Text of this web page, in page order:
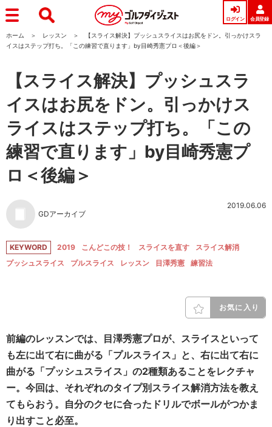
ログイン 会員登録
ホーム レッスン
【スライス解決】プッシュスライスはお尻をドン。引っかけスラ
イスはステップ打ち。「この練習で直ります」by目崎秀憲プロ＜後編＞
【スライス解決】プッシュスラ
イスはお尻をドン。引っかけス
ライスはステップ打ち。「この
練習で直ります」by目崎秀憲プ
ロ＜後編＞
GDアーカイブ
2019.06.06
KEYWORD 2019 こんどこの技！ スライスを直す
スライス解消
プッシュスライス
プルスライス レッスン 目澤秀憲 練習法
お気に入り
前編のレッスンでは、目澤秀憲プロが、スライスといって
も左に出て右に曲がる「プルスライス」と、右に出て右に
曲がる「プッシュスライス」の2種類あることをレクチャ
ー。今回は、それぞれのタイプ別スライス解消方法を教え
てもらおう。自分のクセに合ったドリルでボールがつかま
り出すこと必至。